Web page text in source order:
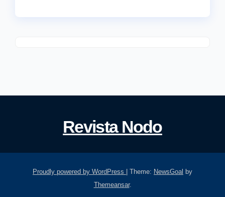
Revista Nodo
Proudly powered by WordPress Theme: NewsGoal by
Themeansar.